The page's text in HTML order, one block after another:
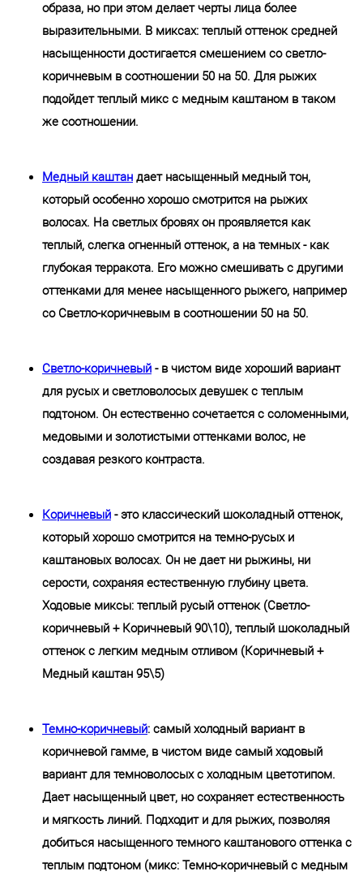
образа, но при этом делает черты лица более
выразительными. В миксах: теплый оттенок средней
насыщенности достигается смешением со светло-
коричневым в соотношении 50 на 50. Для рыжих
подойдет теплый микс с медным каштаном в таком
же соотношении.
Медный каштан дает насыщенный медный тон,
который особенно хорошо смотрится на рыжих
волосах. На светлых бровях он проявляется как
теплый, слегка огненный оттенок, а на темных - как
глубокая терракота. Его можно смешивать с другими
оттенками для менее насыщенного рыжего, например
со Светло-коричневым в соотношении 50 на 50.
Светло-коричневый - в чистом виде хороший вариант
для русых и светловолосых девушек с теплым
подтоном. Он естественно сочетается с соломенными,
медовыми и золотистыми оттенками волос, не
создавая резкого контраста.
Коричневый - это классический шоколадный оттенок,
который хорошо смотрится на темно-русых и
каштановых волосах. Он не дает ни рыжины, ни
серости, сохраняя естественную глубину цвета.
Ходовые миксы: теплый русый оттенок (Светло-
коричневый + Коричневый 90\10), теплый шоколадный
оттенок с легким медным отливом (Коричневый +
Медный каштан 95\5)
Темно-коричневый: самый холодный вариант в
коричневой гамме, в чистом виде самый ходовый
вариант для темноволосых с холодным цветотипом.
Дает насыщенный цвет, но сохраняет естественность
и мягкость линий. Подходит и для рыжих, позволяя
добиться насыщенного темного каштанового оттенка с
теплым подтоном (микс: Темно-коричневый с медным